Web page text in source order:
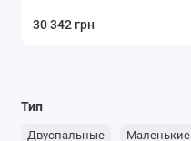
30 342 грн
Тип
Двуспальные Маленькие